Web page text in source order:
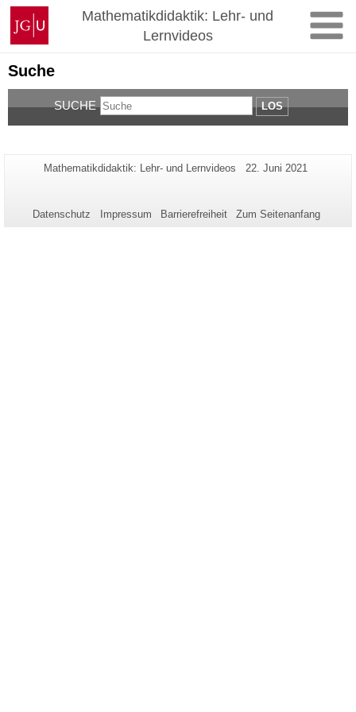
Zum
Inhalt
springen
Johannes
Gutenberg-
Universität
Mainz
Mathematikdidaktik: Lehr- und
Lernvideos
Suche
SUCHE LOS
Zusätzliche
dieser
Seiten-
Mathematikdidaktik: Lehr- und Lernvideos
Letzte
22. Juni 2021
Datenschutz Impressum Barrierefreiheit Zum Seitenanfang